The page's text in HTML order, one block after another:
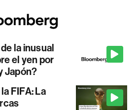
la inusual
el yen por
Japón?
FIFA: La